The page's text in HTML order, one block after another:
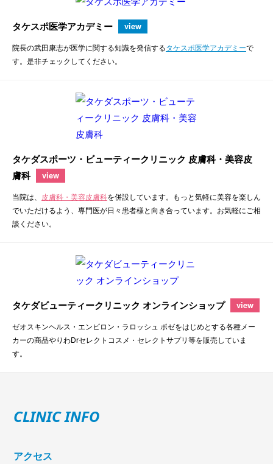
タケスポ医学アカデミー view
院長の武田康志が医学に関する知識を発信するタケスポ医学アカデミーで
す。是非チェックしてください。
タケダスポーツ・ビューティークリニック 皮膚科・美容皮
膚科
view
当院は、 皮膚科・美容皮膚科を併設しています。もっと気軽に美容を楽しん
でいただけるよう、専門医が日々患者様と向き合っています。お気軽にご相
談ください。
タケダビューティークリニック オンラインショップ view
ゼオスキンヘルス・エンビロン・ラロッシュ ポゼをはじめとする各種メー
カーの商品やりわDrセレクトコスメ・セレクトサプリ等を販売していま
す。
CLINIC INFO
アクセス